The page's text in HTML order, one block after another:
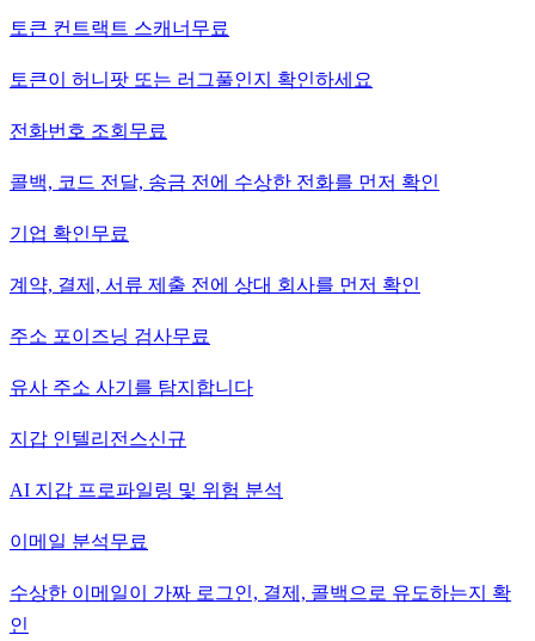
토큰 컨트랙트 스캐너 무료
토큰이 허니팟 또는 러그풀인지 확인하세요
전화번호 조회 무료
콜백, 코드 전달, 송금 전에 수상한 전화를 먼저 확인
기업 확인무료
계약, 결제, 서류 제출 전에 상대 회사를 먼저 확인
주소 포이즈닝 검사무료
유사 주소 사기를 탐지합니다
지갑 인텔리전스신규
AI 지갑 프로파일링 및 위험 분석
이메일 분석무료
수상한 이메일이 가짜 로그인, 결제, 콜백으로 유도하는지 확
인